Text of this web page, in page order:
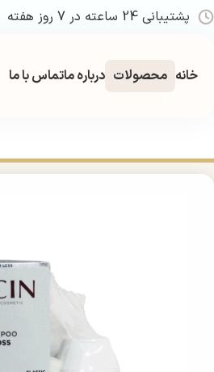
پشتیبانی 24 ساعته در 7 روز هفته
خانه محصولات درباره ماتماس با ما
خانه بهداشتی مراقبت و زیبایی مو شامپو